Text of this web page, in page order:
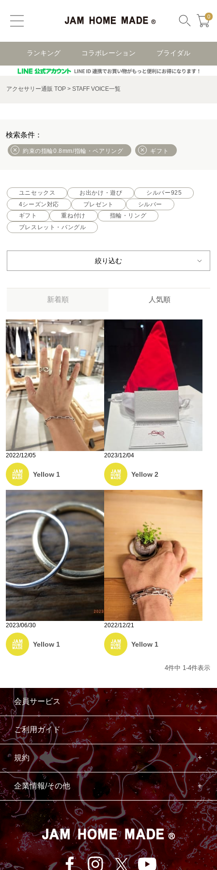
0
ランキング コラボレーション ブライダル
アクセサリー通販 TOP STAFF VOICE一覧
約束の指輪0.8mm/指輪・ペアリング ギフト
ユニセックス お出かけ・遊び
シルバー925
4シーズン対応
プレゼント
シルバー
ギフト
重ね付け
指輪・リング
ブレスレット・バングル
絞り込む
新着順 人気順
2022/12/05
Yellow 1
2023/12/04
Yellow 2
2023/06/30
Yellow 1
2022/12/21
Yellow 1
4件中 1-4件表示
会員サービス
ご利用ガイド
規約
企業情報/その他